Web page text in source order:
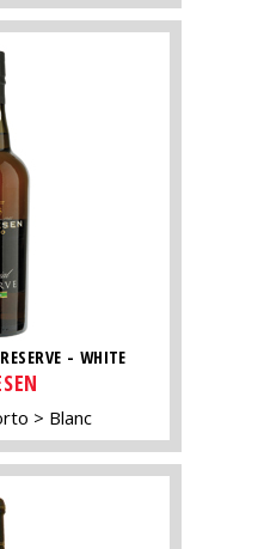
- WHITE
Blanc